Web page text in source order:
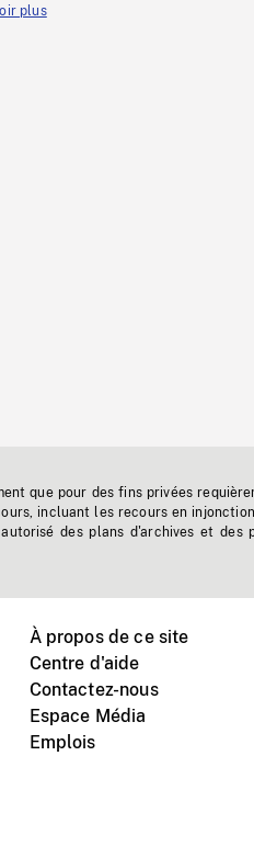
plus
que pour des fins privées
incluant les recours en
des plans d'archives et des
À propos de ce site
Centre d'aide
Contactez-nous
Espace Média
Emplois